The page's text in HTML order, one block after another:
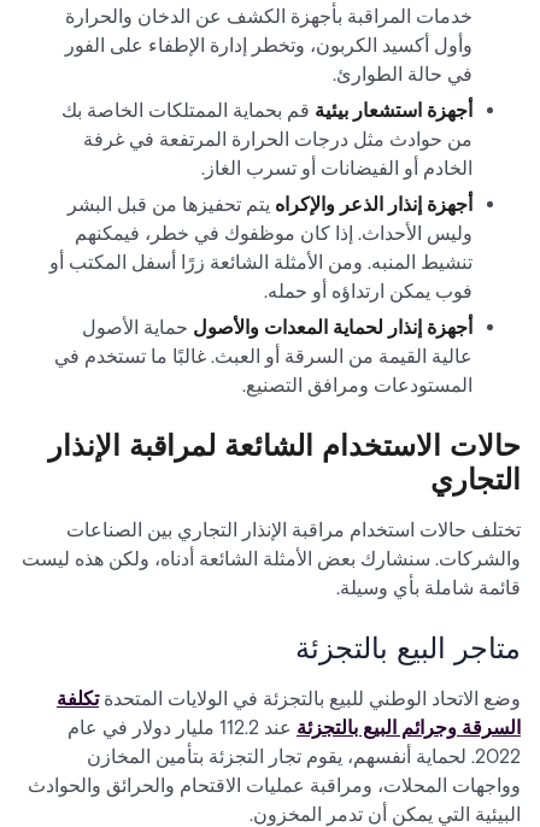
خدمات المراقبة بأجهزة الكشف عن الدخان والحرارة
وأول أكسيد الكربون، وتخطر إدارة الإطفاء على الفور
في حالة الطوارئ.
أجهزة استشعار بيئية قم بحماية الممتلكات الخاصة بك
من حوادث مثل درجات الحرارة المرتفعة في غرفة
الخادم أو الفيضانات أو تسرب الغاز.
أجهزة إنذار الذعر والإكراه يتم تحفيزها من قبل البشر
وليس الأحداث. إذا كان موظفوك في خطر، فيمكنهم
تنشيط المنبه. ومن الأمثلة الشائعة زرًا أسفل المكتب أو
فوب يمكن ارتداؤه أو حمله.
أجهزة إنذار لحماية المعدات والأصول حماية الأصول
عالية القيمة من السرقة أو العبث. غالبًا ما تستخدم في
المستودعات ومرافق التصنيع.
حالات الاستخدام الشائعة لمراقبة الإنذار
التجاري
تختلف حالات استخدام مراقبة الإنذار التجاري بين الصناعات
والشركات. سنشارك بعض الأمثلة الشائعة أدناه، ولكن هذه ليست
قائمة شاملة بأي وسيلة.
متاجر البيع بالتجزئة
وضع الاتحاد الوطني للبيع بالتجزئة في الولايات المتحدةتكلفة
السرقة وجرائم البيع بالتجزئة
عند 112.2 مليار دولار في عام
2022. لحماية أنفسهم، يقوم تجار التجزئة بتأمين المخازن
وواجهات المحلات، ومراقبة عمليات الاقتحام والحرائق والحوادث
البيئية التي يمكن أن تدمر المخزون.